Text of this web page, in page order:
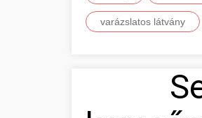
varázslatos látvány